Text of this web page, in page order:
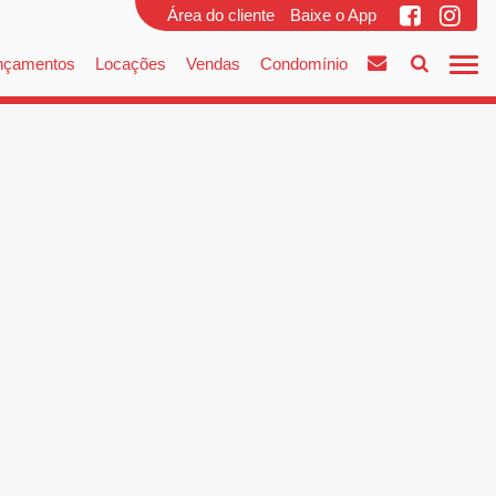
Área do cliente Baixe o App
Locações Vendas Condomínio